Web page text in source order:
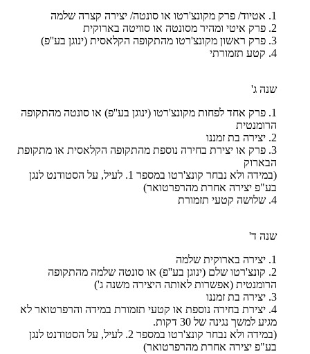
1. אטיוד/ פרק מקונצ'רטו או סונטה/ יצירה קצרה שלמה
2. פרק איטי ומהיר מסונטה או סוויטה בארוקית
3. פרק ראשון מקונצ'רטו מהתקופה הקלאסית (ינוגן בע''פ)
4. קטע תזמורתי
שנה ג'
1. פרק אחד לפחות מקונצ'רטו (ינוגן בע''פ) או סונטה מהתקופה
הרומנטית
2. יצירה בת זמננו
3. פרק או יצירת בחירה נוספת מהתקופה הקלאסית או מתקופת
הבארוק
(במידה ולא נבחר קונצ'רטו במספר 1. לעיל, על הסטודנט לנגן
בע"פ יצירה אחרת מהרפרטואר)
4. שלושה קטעי תזמורת
שנה ד'
1. יצירה בארוקית שלמה
2. קונצ'רטו שלם (ינוגן בע''פ) או סונטה שלמה מהתקופה
הרומנטית (אפשרות לאותה היצירה משנה ג')
3. יצירה בת זמננו
4. יצירת בחירה נוספת או קטעי תזמורת במידה והרפרטואר לא
מגיע למשך נגינה של 30 דקות.
(במידה ולא נבחר קונצ'רטו במספר 2. לעיל, על הסטודנט לנגן
בע"פ יצירה אחרת מהרפרטואר)